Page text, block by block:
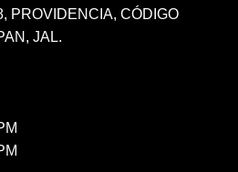
PROVIDENCIA, CÓDIGO
JAL.